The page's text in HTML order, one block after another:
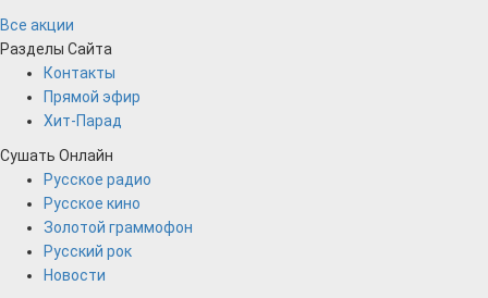
Все акции
Разделы Сайта
Контакты
Прямой эфир
Хит-Парад
Сушать Онлайн
Русское радио
Русское кино
Золотой граммофон
Русский рок
Новости